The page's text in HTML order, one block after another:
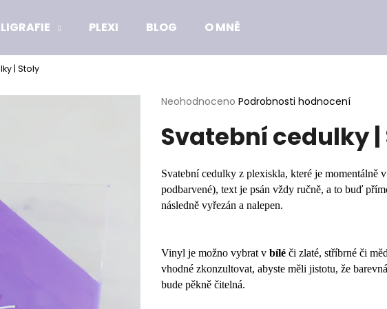
PLEXI BLOG O MNĚ
| Stoly
Průměrné
produktu
je
z
5
hvězdiček.
Neohodnoceno Podrobnosti hodnocení
Svatební cedulky |
Svatební cedulky z plexiskla, které je momentálně
podbarvené), text je psán vždy ručně, a to buď
následně vyřezán a nalepen.
Vinyl je možno vybrat v bílé či zlaté, stříbrné či
vhodné zkonzultovat, abyste měli jistotu, že
bude pěkně čitelná.
Co potřebujete najít?
HLEDAT
Doporučujeme